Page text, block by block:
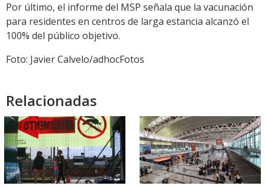
Por último, el informe del MSP señala que la vacunación
para residentes en centros de larga estancia alcanzó el
100% del público objetivo.
Foto: Javier Calvelo/adhocFotos
Relacionadas